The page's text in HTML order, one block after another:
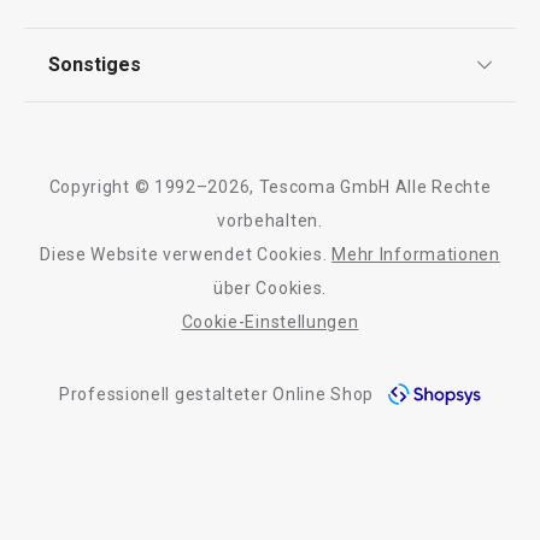
Kontaktformular
Qualität
Sonstiges
Barrierefreiheit
Copyright © 1992–2026, Tescoma GmbH Alle Rechte
vorbehalten.
Diese Website verwendet Cookies.
Mehr Informationen
über Cookies.
Cookie-Einstellungen
Professionell gestalteter Online Shop